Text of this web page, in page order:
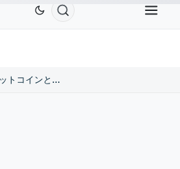
TetherUSDT$0.9991 BNBBNB
MetaMask、ビットコインとソラナ対応：2025年のアップデート